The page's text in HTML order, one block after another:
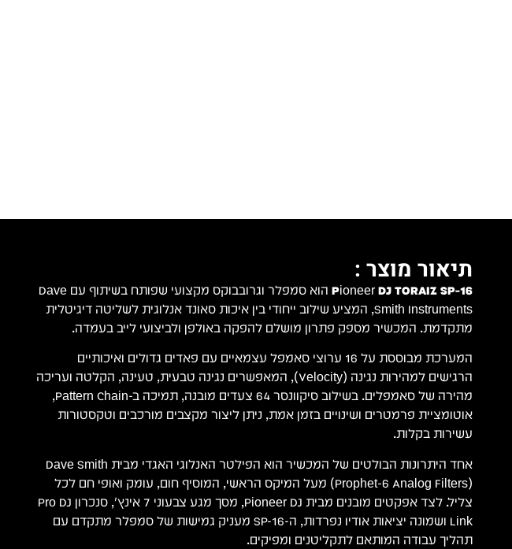
תיאור מוצר :
Pioneer DJ TORAIZ SP-16
הוא סמפלר וגרובבוקס מקצועי שפותח בשיתוף עם Dave
Smith Instruments, המציע שילוב ייחודי בין איכות סאונד אנלוגית לשליטה דיגיטלית
מתקדמת. המכשיר מספק פתרון מושלם להפקה באולפן ולביצועי לייב בעמדה.
המערכת מבוססת על 16 ערוצי סאמפל עצמאיים עם פאדים גדולים ואיכותיים
הרגישים למהירות נגינה (Velocity), המאפשרים נגינה טבעית, טעינה, הקלטה ועריכה
מהירה של סאמפלים. בשילוב סיקוונסר 64 צעדים מובנה, תמיכה ב-Pattern Chain,
אוטומציית פרמטרים ושינויים בזמן אמת, ניתן ליצור מקצבים מורכבים וטקסטורות
עשירות בקלות.
אחד היתרונות הבולטים של המכשיר הוא הפילטר האנלוגי האגדי מבית Dave Smith
(Prophet-6 Analog Filters) מעל המיקס הראשי, המוסיף חום, עומק ואופי חם לכל
צליל. לצד אפקטים מובנים מבית Pioneer DJ, מסך מגע צבעוני 7 אינץ', סנכרון Pro DJ
Link ושמונה יציאות אודיו נפרדות, ה-SP-16 מעניק גמישות של סמפלר מתקדם עם
תהליך עבודה המותאם לתקליטנים ומפיקים.